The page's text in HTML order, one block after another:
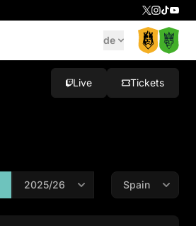
de
Live Tickets